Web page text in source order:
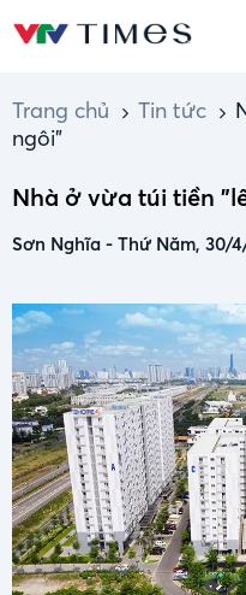
Trang chủ Tin tức
ngôi"
Nhà ở vừa túi tiền
Sơn Nghĩa - Thứ Năm, 30/